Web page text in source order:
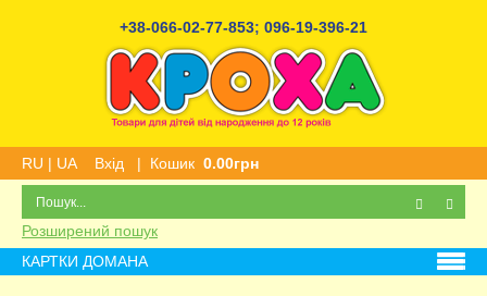
+38-066-02-77-853; 096-19-396-21
RU | UA Вхід | Кошик 0.00грн
Розширений пошук
КАРТКИ ДОМАНА